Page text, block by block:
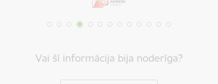
Vai šī informācija bija noderīga?